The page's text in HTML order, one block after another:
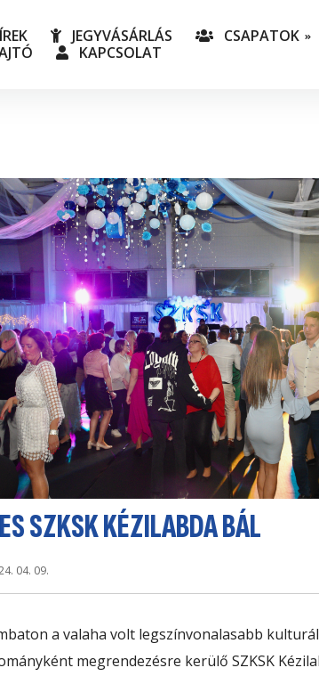
JEGYVÁSÁRLÁS CSAPATOK
KAPCSOLAT
SZKSK KÉZILABDA BÁL
04. 09.
a valaha volt legszínvonalasabb
megrendezésre kerülő SZKSK